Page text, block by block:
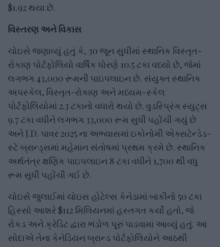
$1.92 થયા છે.
વિસ્તરણ અને વિકાસ
ચોઇસે જણાવ્યું હતું કે, 30 જૂન સુધીમાં સ્થાનિક વિસ્તૃત-
રોકાણ પોર્ટફોલિયો વાર્ષિક ધોરણે 10.5 ટકા વધ્યો છે, જેમાં
લગભગ 43,000 રૂમની પાઇપલાઇન છે. સંયુક્ત સ્થાનિક
અપસ્કેલ, વિસ્તૃત-રોકાણ અને મધ્યમ-સ્કેલ
પોર્ટફોલિયોમાં 2.3 ટકાનો વધારો થયો છે. વુડસ્પ્રિંગ સ્યુટ્સ
9.7 ટકા વધીને લગભગ 33,000 રૂમ સુધી પહોંચી ગયું છે
અને J.D. પાવર 2025 ના અભ્યાસમાં ઇકોનોમી એક્સટેન્ડેડ-
સ્ટે બ્રાન્ડ્સમાં મહેમાન સંતોષમાં પ્રથમ ક્રમે છે. સ્થાનિક
અર્થતંત્ર ક્ષણિક પાઇપલાઇન 8 ટકા વધીને 1,700 થી વધુ
રૂમ સુધી પહોંચી ગઈ છે.
ચોઇસે જુલાઈમાં ચોઇસ હોટેલ્સ કેનેડામાં બાકીનો 50 ટકા
હિસ્સો આશરે $112 મિલિયનમાં હસ્તગત કર્યો હતો, જે
રોકડ અને ક્રેડિટ દ્વારા ભંડોળ પૂરું પાડવામાં આવ્યું હતું. આ
સોદાએ તેના કેનેડિયન બ્રાન્ડ પોર્ટફોલિયોને આઠથી